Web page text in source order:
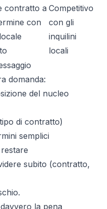
contratto a
con
Competitivo
con gli
inquilini
locali
domanda:
del nucleo
di contratto)
semplici
subito (contratto,
la pena